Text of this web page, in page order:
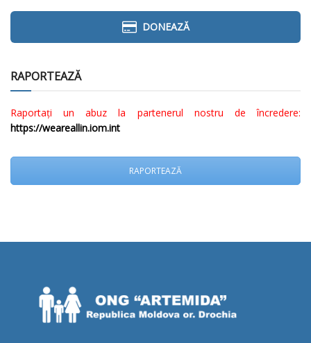
DONEAZĂ
RAPORTEAZĂ
Raportați un abuz la partenerul nostru de încredere:
https://weareallin.iom.int
RAPORTEAZĂ